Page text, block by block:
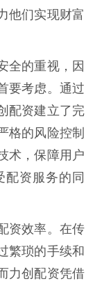
他们实现财富
全的重视，因
要考虑。通过
配资建立了完
格的风险控制
术，保障用户
资服务的同
资效率。在传
繁琐的手续和
力创配资凭借